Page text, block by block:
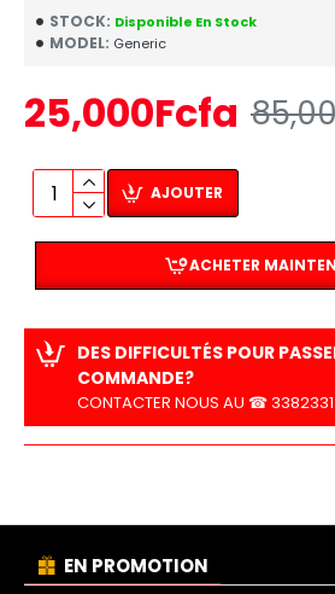
STOCK: Disponible En Stock
MODEL: Generic
25,000Fcfa
AJOUTER
ACHETER
DES DIFFICULTÉS POUR
COMMANDE?
CONTACTER NOUS AU ☎
EN PROMOTION